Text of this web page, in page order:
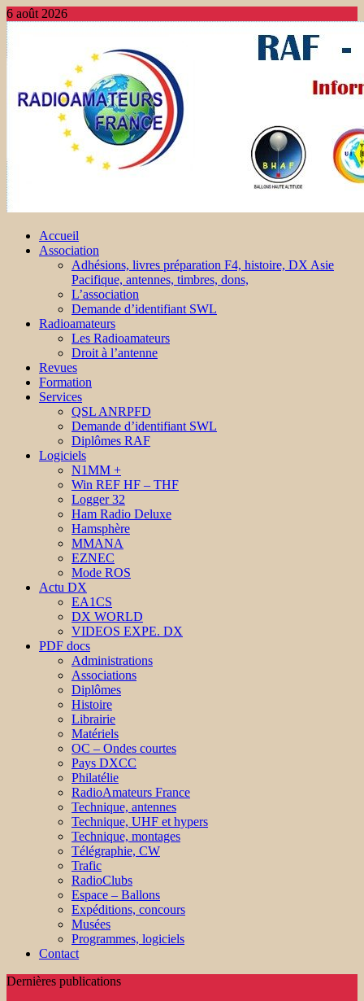
6 août 2026
Accueil
Association
Adhésions, livres préparation F4, histoire, DX Asie
Pacifique, antennes, timbres, dons,
L’association
Demande d’identifiant SWL
Radioamateurs
Les Radioamateurs
Droit à l’antenne
Revues
Formation
Services
QSL ANRPFD
Demande d’identifiant SWL
Diplômes RAF
Logiciels
N1MM +
Win REF HF – THF
Logger 32
Ham Radio Deluxe
Hamsphère
MMANA
EZNEC
Mode ROS
Actu DX
EA1CS
DX WORLD
VIDEOS EXPE. DX
PDF docs
Administrations
Associations
Diplômes
Histoire
Librairie
Matériels
OC – Ondes courtes
Pays DXCC
Philatélie
RadioAmateurs France
Technique, antennes
Technique, UHF et hypers
Technique, montages
Télégraphie, CW
Trafic
RadioClubs
Espace – Ballons
Expéditions, concours
Musées
Programmes, logiciels
Contact
Dernières publications